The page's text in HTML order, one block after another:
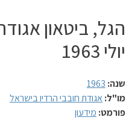
הגל, ביטאון
יולי 1963
שנה: 1963
מו"ל: אגודת חובבי הרדיו בישראל
פורמט: מידעון